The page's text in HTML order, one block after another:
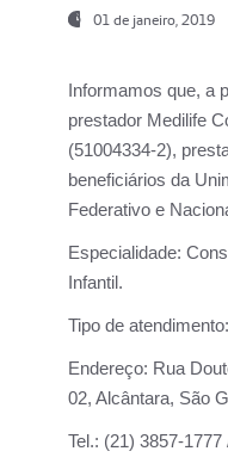
01 de janeiro, 2019
Informamos que, a
prestador Medilife
(51004334-2),
beneficiários da
Federativo e
Especialidade:
Infantil.
Tipo de atendimento:
Endereço: Rua
02, Alcântara, São
Tel.: (21) 3857-1777